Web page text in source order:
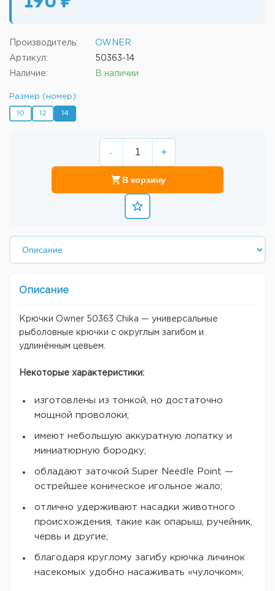
Производитель: OWNER
Артикул: 50363-14
Наличие: В наличии
Размер (номер):
10 12 14
- +
В корзину
Описание
Крючки Owner 50363 Chika — универсальные
рыболовные крючки с округлым загибом и
удлинённым цевьем.
Некоторые характеристики:
изготовлены из тонкой, но достаточно
мощной проволоки;
имеют небольшую аккуратную лопатку и
миниатюрную бородку;
обладают заточкой Super Needle Point —
острейшее коническое игольное жало;
отлично удерживают насадки животного
происхождения, такие как опарыш, ручейник,
червь и другие;
благодаря круглому загибу крючка личинок
насекомых удобно насаживать «чулочком»;